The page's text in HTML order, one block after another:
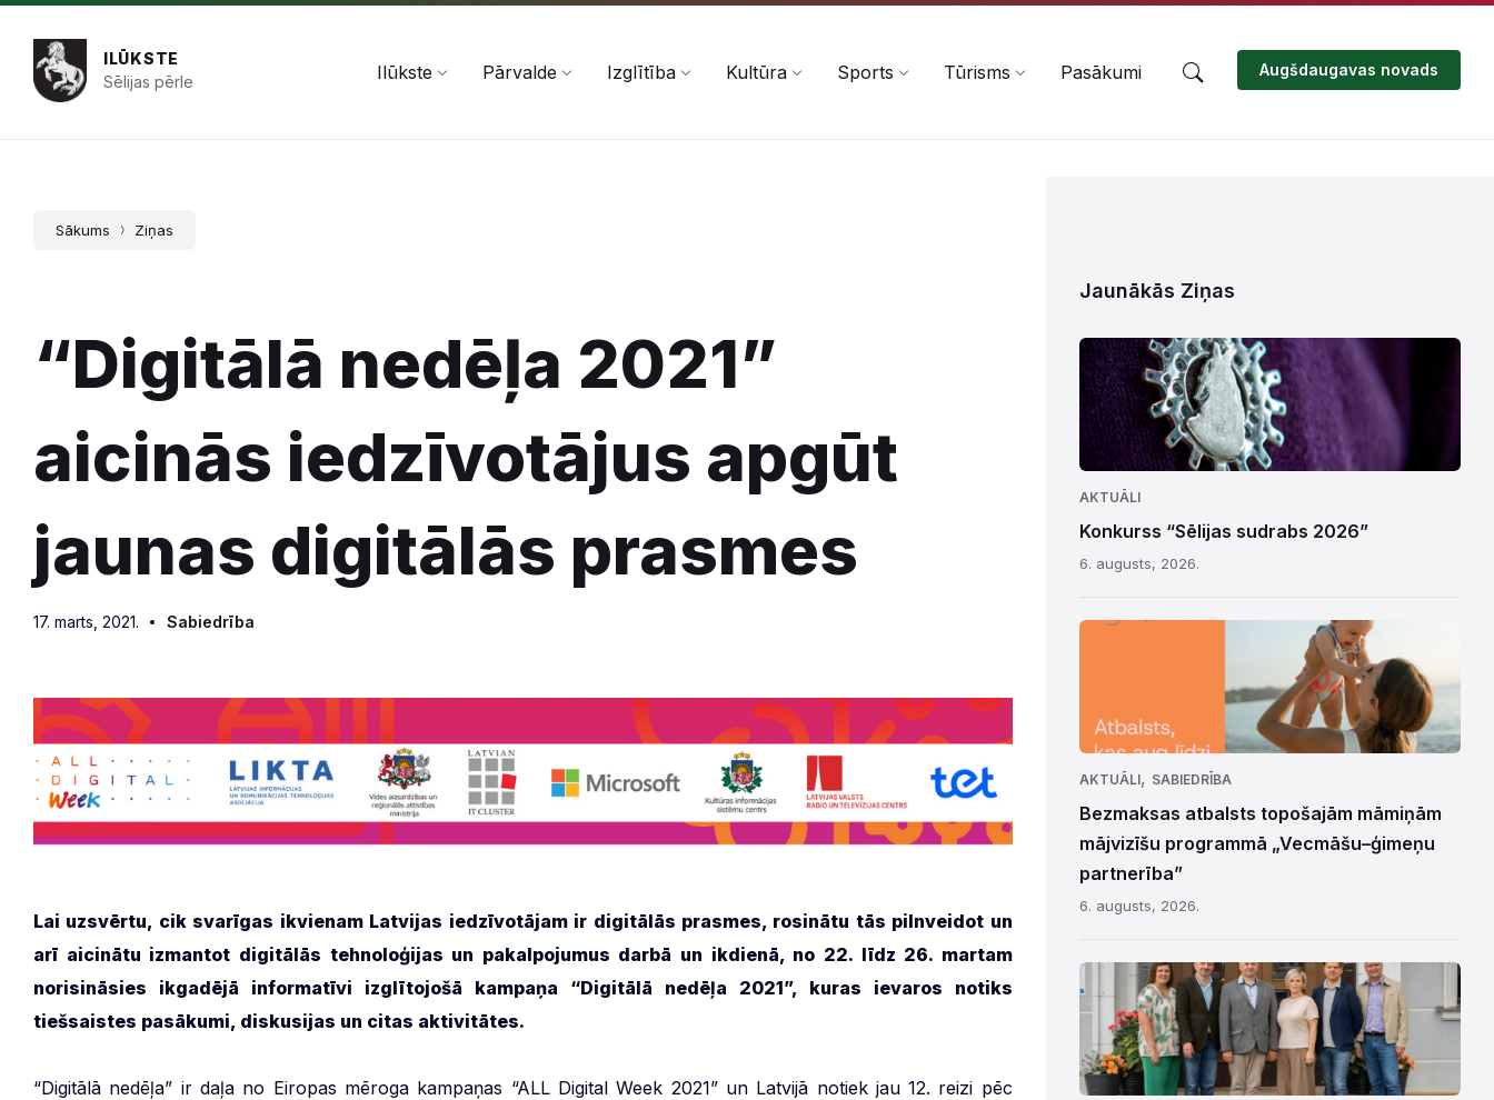
Pāriet
saturu
Skip
navigation
Skip
footer
ILŪKSTE
Sēlijas pērle
Ilūkste Pārvalde Izglītība Kultūra Sports Tūrisms Pasākumi Augšdaugavas novads
Sākums Ziņas
“Digitālā nedēļa 2021”
aicinās iedzīvotājus apgūt
jaunas digitālās prasmes
17. marts, 2021. Sabiedrība
Lai uzsvērtu, cik svarīgas ikvienam Latvijas iedzīvotājam ir digitālās prasmes, rosinātu tās pilnveidot un
arī aicinātu izmantot digitālās tehnoloģijas un pakalpojumus darbā un ikdienā, no 22. līdz 26. martam
norisināsies ikgadējā informatīvi izglītojošā kampaņa “Digitālā nedēļa 2021”, kuras ievaros notiks
tiešsaistes pasākumi, diskusijas un citas aktivitātes.
“Digitālā nedēļa” ir daļa no Eiropas mēroga kampaņas “ALL Digital Week 2021” un Latvijā notiek jau 12. reizi pēc
Jaunākās Ziņas
AKTUĀLI
Konkurss “Sēlijas sudrabs 2026”
6. augusts, 2026.
AKTUĀLI, SABIEDRĪBA
Bezmaksas atbalsts topošajām māmiņām
mājvizīšu programmā „Vecmāšu–ģimeņu
partnerība”
6. augusts, 2026.